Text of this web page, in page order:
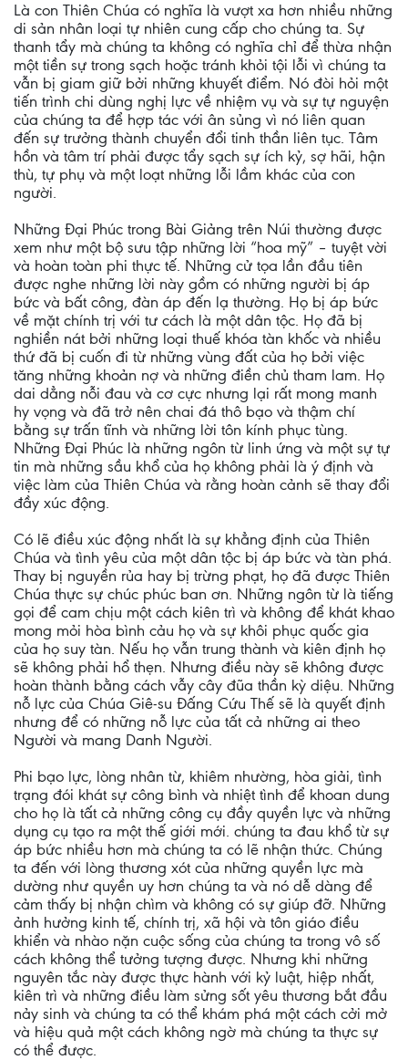
Là con Thiên Chúa có nghĩa là vượt xa hơn nhiều những
di sản nhân loại tự nhiên cung cấp cho chúng ta. Sự
thanh tẩy mà chúng ta không có nghĩa chỉ để thừa nhận
một tiền sự trong sạch hoặc tránh khỏi tội lỗi vì chúng ta
vẫn bị giam giữ bởi những khuyết điểm. Nó đòi hỏi một
tiến trình chi dùng nghị lực về nhiệm vụ và sự tự nguyện
của chúng ta để hợp tác với ân sủng vì nó liên quan
đến sự trưởng thành chuyển đổi tinh thần liên tục. Tâm
hồn và tâm trí phải được tẩy sạch sự ích kỷ, sợ hãi, hận
thù, tự phụ và một loạt những lỗi lầm khác của con
người.
Những Đại Phúc trong Bài Giảng trên Núi thường được
xem như một bộ sưu tập những lời “hoa mỹ” – tuyệt vời
và hoàn toàn phi thực tế. Những cử tọa lần đầu tiên
được nghe những lời này gồm có những người bị áp
bức và bất công, đàn áp đến lạ thường. Họ bị áp bức
về mặt chính trị với tư cách là một dân tộc. Họ đã bị
nghiền nát bởi những loại thuế khóa tàn khốc và nhiều
thứ đã bị cuốn đi từ những vùng đất của họ bởi việc
tăng những khoản nợ và những điền chủ tham lam. Họ
dai dẳng nỗi đau và cơ cực nhưng lại rất mong manh
hy vọng và đã trở nên chai đá thô bạo và thậm chí
bằng sự trấn tĩnh và những lời tôn kính phục tùng.
Những Đại Phúc là những ngôn từ linh ứng và một sự tự
tin mà những sầu khổ của họ không phải là ý định và
việc làm của Thiên Chúa và rằng hoàn cảnh sẽ thay đổi
đầy xúc động.
Có lẽ điều xúc động nhất là sự khẳng định của Thiên
Chúa và tình yêu của một dân tộc bị áp bức và tàn phá.
Thay bị nguyền rủa hay bị trừng phạt, họ đã được Thiên
Chúa thực sự chúc phúc ban ơn. Những ngôn từ là tiếng
gọi để cam chịu một cách kiên trì và không để khát khao
mong mỏi hòa bình cảu họ và sự khôi phục quốc gia
của họ suy tàn. Nếu họ vẫn trung thành và kiên định họ
sẽ không phải hổ thẹn. Nhưng điều này sẽ không được
hoàn thành bằng cách vẫy cây đũa thần kỳ diệu. Những
nỗ lực của Chúa Giê-su Đấng Cứu Thế sẽ là quyết định
nhưng để có những nỗ lực của tất cả những ai theo
Người và mang Danh Người.
Phi bạo lực, lòng nhân từ, khiêm nhường, hòa giải, tình
trạng đói khát sự công bình và nhiệt tình để khoan dung
cho họ là tất cả những công cụ đầy quyền lực và những
dụng cụ tạo ra một thế giới mới. chúng ta đau khổ từ sự
áp bức nhiều hơn mà chúng ta có lẽ nhận thức. Chúng
ta đến với lòng thương xót của những quyền lực mà
dường như quyền uy hơn chúng ta và nó dễ dàng để
cảm thấy bị nhận chìm và không có sự giúp đỡ. Những
ảnh hưởng kinh tế, chính trị, xã hội và tôn giáo điều
khiển và nhào nặn cuộc sống của chúng ta trong vô số
cách không thể tưởng tượng được. Nhưng khi những
nguyên tắc này được thực hành với kỷ luật, hiệp nhất,
kiên trì và những điều làm sửng sốt yêu thương bắt đầu
nảy sinh và chúng ta có thể khám phá một cách cởi mở
và hiệu quả một cách không ngờ mà chúng ta thực sự
có thể được.